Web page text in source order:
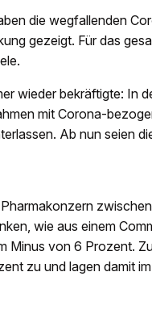
die wegfallenden
gezeigt. Für das
wieder bekräftigte: In
mit Corona-
Ab nun seien
wie aus einem
Minus von 6 Prozent.
zu und lagen damit